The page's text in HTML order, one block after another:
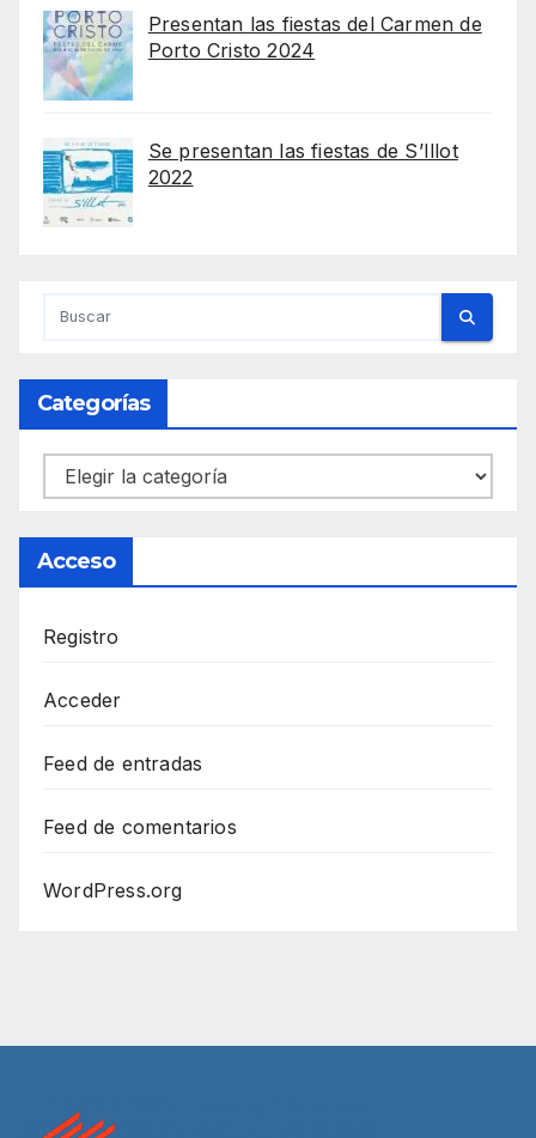
Presentan las fiestas del Carmen de
Porto Cristo 2024
Se presentan las fiestas de S’Illot
2022
Categorías
Categorías
Acceso
Registro
Acceder
Feed de entradas
Feed de comentarios
WordPress.org